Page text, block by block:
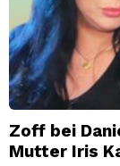
Zoff bei
Mutter Iris